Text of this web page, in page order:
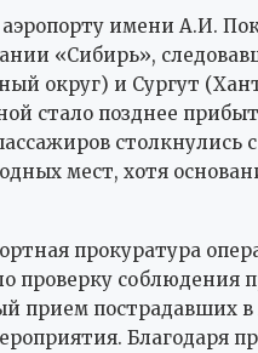
аэропорту имени А.И.
«Сибирь»,
округ) и Сургут
стало позднее
столкнулись
мест, хотя
прокуратура
проверку соблюдения
прием пострадавших
Благодаря